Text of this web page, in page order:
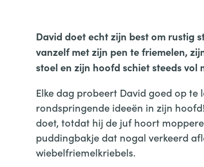
David doet echt zijn best om rustig
vanzelf met zijn pen te friemelen,
stoel en zijn hoofd schiet steeds vol
Elke dag probeert David goed op
rondspringende ideeën in zijn
doet, totdat hij de juf hoort
puddingbakje dat nogal verkeerd
wiebelfriemelkriebels.